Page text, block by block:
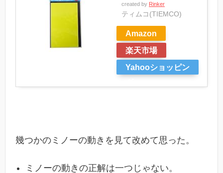
created by Rinker
ティムコ(TIEMCO)
Amazon
楽天市場
Yahooショッピン
幾つかのミノーの動きを見て改めて思った。
ミノーの動きの正解は一つじゃない。